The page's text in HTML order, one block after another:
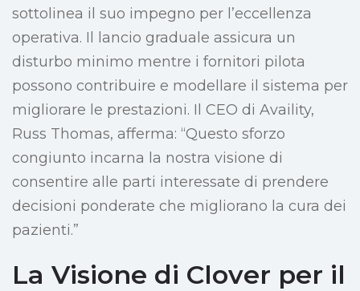
sottolinea il suo impegno per l’eccellenza
operativa. Il lancio graduale assicura un
disturbo minimo mentre i fornitori pilota
possono contribuire e modellare il sistema per
migliorare le prestazioni. Il CEO di Availity,
Russ Thomas, afferma: “Questo sforzo
congiunto incarna la nostra visione di
consentire alle parti interessate di prendere
decisioni ponderate che migliorano la cura dei
pazienti.”
La Visione di Clover per il